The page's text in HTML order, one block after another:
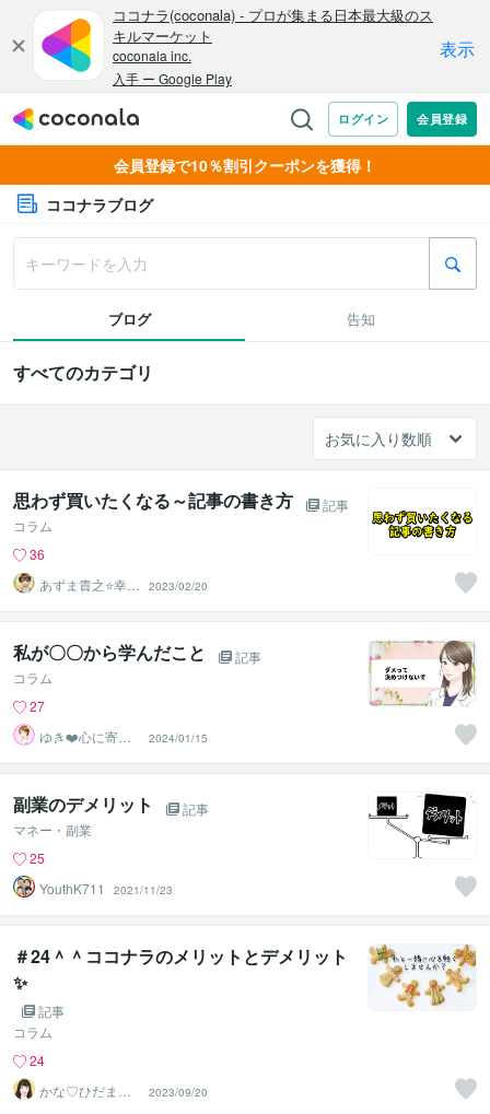
会員登録で10％割引クーポンを獲得！
ココナラブログ
ブログ 告知
すべてのカテゴリ
思わず買いたくなる～記事の書き方
記事
コラム
36
あずま貴之⭐幸せ
自分軸の生き方
育成コーチ
2023/02/20
私が〇〇から学んだこと
記事
コラム
27
ゆき❤️心に寄り
添う癒しのナー
ス
2024/01/15
副業のデメリット
記事
マネー・副業
25
YouthK711
2021/11/23
＃24＾＾ココナラのメリットとデメリット
✨
記事
コラム
24
かな♡ひだまり
セラピスト
2023/09/20